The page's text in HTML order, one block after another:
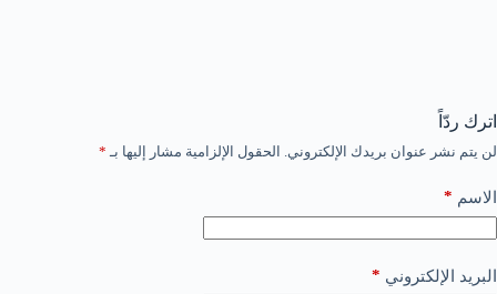
اترك ردّاً
لن يتم نشر عنوان بريدك الإلكتروني. الحقول الإلزامية مشار إليها بـ *
الاسم *
البريد الإلكتروني *